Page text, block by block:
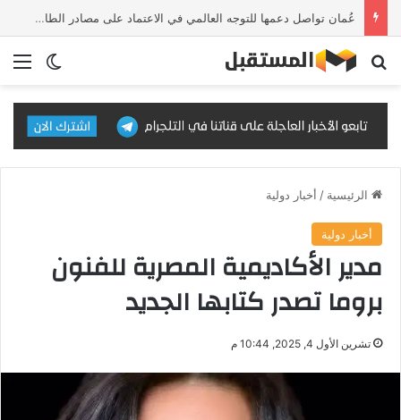
عُمان تواصل دعمها للتوجه العالمي في الاعتماد على مصادر الطاقة النظيفة والمتجددة
الوضع بحث عن
الرئيسية / أخبار دولية
أخبار دولية
‏مدير الأكاديمية المصرية للفنون
بروما تصدر كتابها الجديد
تشرين الأول 4, 2025, 10:44 م